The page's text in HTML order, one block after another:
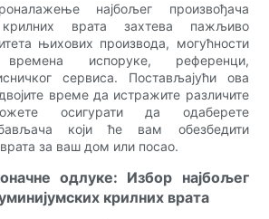
најбољег произвођача
крилних врата захтева пажљиво
њихових производа, могућности
времена испоруке, референци,
сервиса. Постављајући ова
време да истражите различите
осигурати да одаберете
који ће вам обезбедити
за ваш дом или посао.
одлуке: Избор најбољег
крилних врата